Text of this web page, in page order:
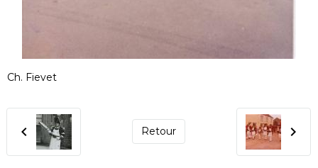
Ch. Fievet
Retour